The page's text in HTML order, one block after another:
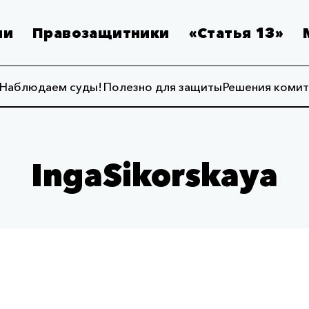
Правозащитники «Статья 13»
Наблюдаем суды! Полезно для защитыРешения
IngaSikorskaya